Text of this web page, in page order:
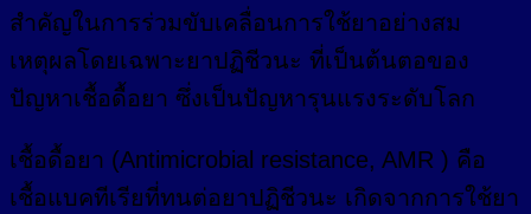
สำคัญในการร่วมขับเคลื่อนการใช้ยาอย่างสม
เหตุผลโดยเฉพาะยาปฏิชีวนะ ที่เป็นต้นตอของ
ปัญหาเชื้อดื้อยา ซึ่งเป็นปัญหารุนแรงระดับโลก
เชื้อดื้อยา (Antimicrobial resistance, AMR ) คือ
เชื้อแบคทีเรียที่ทนต่อยาปฏิชีวนะ เกิดจากการใช้ยา